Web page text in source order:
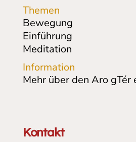
Themen
Bewegung
Einführung
Meditation
Information
Mehr über den Aro gTér
Kontakt